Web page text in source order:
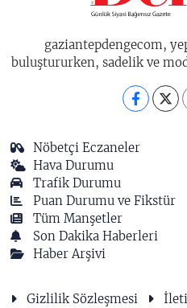
gaziantepdengecom,
buluştururken, sadelik ve
Nöbetçi Eczaneler
Hava Durumu
Trafik Durumu
Puan Durumu ve Fikstür
Tüm Manşetler
Son Dakika Haberleri
Haber Arşivi
Gizlilik Sözleşmesi